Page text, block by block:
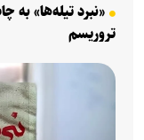
«نبرد تیله‌ها»
تروریسم